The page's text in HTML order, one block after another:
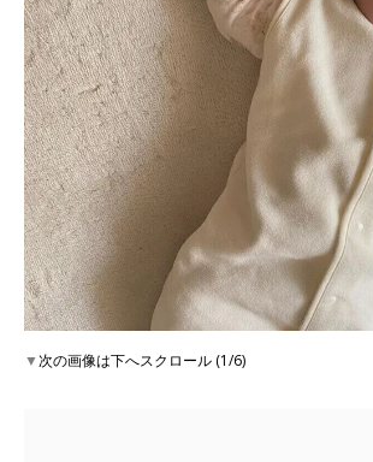
▼次の画像は下へスクロール (1/6)